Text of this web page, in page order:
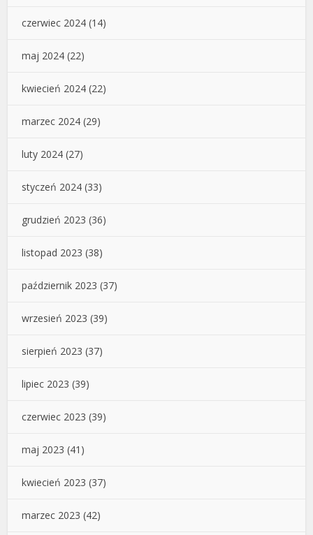
czerwiec 2024 (14)
maj 2024 (22)
kwiecień 2024 (22)
marzec 2024 (29)
luty 2024 (27)
styczeń 2024 (33)
grudzień 2023 (36)
listopad 2023 (38)
październik 2023 (37)
wrzesień 2023 (39)
sierpień 2023 (37)
lipiec 2023 (39)
czerwiec 2023 (39)
maj 2023 (41)
kwiecień 2023 (37)
marzec 2023 (42)